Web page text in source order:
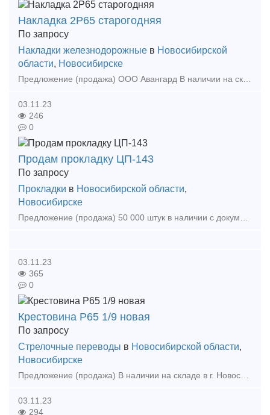
Накладка 2Р65 старогодняя
По запросу
Накладки железнодорожные в Новосибирской
области, Новосибирске
Предложение (продажа) ООО Авангард В наличии на складе в г. Новосибирске. Также в наличии: рельсы, шпалы, подкладка, накладка, прокладка, крепеж, стрелочные
03.11.23
246
0
Продам прокладку ЦП-143
По запросу
Прокладки в Новосибирской области,
Новосибирске
03.11.23
365
0
Крестовина Р65 1/9 новая
По запросу
Стрелочные переводы в Новосибирской области,
Новосибирске
03.11.23
294